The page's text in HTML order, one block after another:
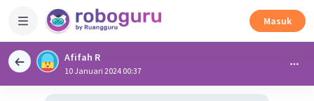
Masuk
Afifah R
10 Januari 2024 00:37